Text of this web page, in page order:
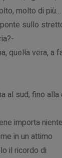
molto di più…
sullo
quella vera, a
al sud, fino alla
importa
in un attimo
il ricordo di